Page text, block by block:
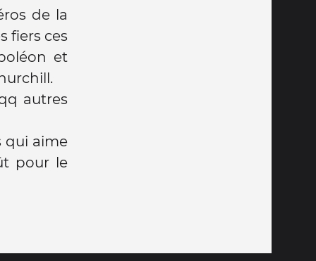
de la
fiers ces
et
autres
qui aime
pour le